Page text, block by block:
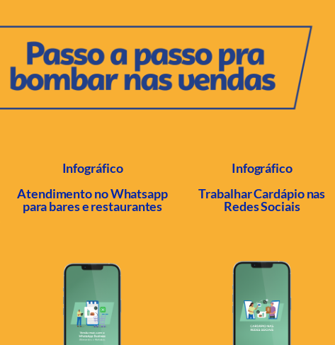
Infográfico
Atendimento no Whatsapp
para bares e restaurantes
Infográfico
Trabalhar Cardápio nas
Redes Sociais